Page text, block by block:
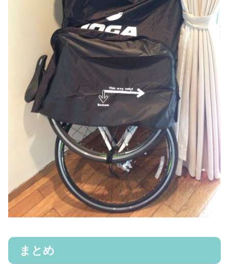
まとめ